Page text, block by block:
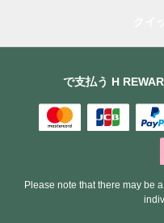
で支払う H
Please note that there may be